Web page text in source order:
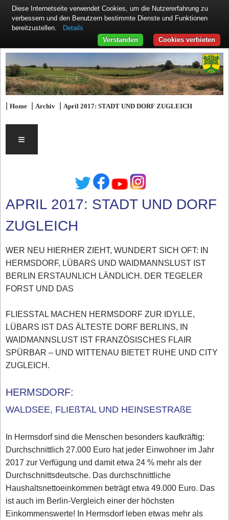
|Home |Archiv |April 2017: STADT UND DORF ZUGLEICH
≡
APRIL 2017: STADT UND DORF
ZUGLEICH
WER NEU HIERHER ZIEHT, WUNDERT SICH OFT: IN
HERMSDORF, LÜBARS UND WAIDMANNSLUST IST
BERLIN ERSTAUNLICH LÄNDLICH. DER TEGELER
FORST UND DAS
FLIESSTAL MACHEN HERMSDORF ZUR IDYLLE,
LÜBARS IST DAS ÄLTESTE DORF BERLINS, IN
WAIDMANNSLUST IST FRANZÖSISCHES FLAIR
SPÜRBAR – UND WITTENAU BIETET RUHE UND CITY
ZUGLEICH.
HERMSDORF:
WALDSEE, FLIEßTAL UND HEINSESTRAßE
In Hermsdorf sind die Menschen besonders kaufkräftig:
Durchschnittlich 27.000 Euro hat jeder Einwohner im Jahr
2017 zur Verfügung und damit etwa 24 % mehr als der
Durchschnittsdeutsche. Das durchschnittliche
Haushaltsnettoeinkommen beträgt etwa 49.000 Euro. Das
ist auch im Berlin-Vergleich einer der höchsten
Einkommenswerte! In Hermsdorf leben etwas mehr als
Diese Internetseite verwendet Cookies, um die Nutzererfahrung zu
verbessern und den Benutzern bestimmte Dienste und Funktionen
bereitzustellen.
Details
Cookies verbieten
Verstanden